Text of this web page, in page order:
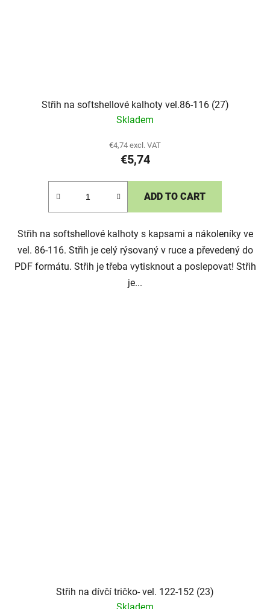
Střih na softshellové kalhoty vel.86-116 (27)
Skladem
€4,74 excl. VAT
€5,74
ADD TO CART
Střih na softshellové kalhoty s kapsami a nákoleníky ve
vel. 86-116. Střih je celý rýsovaný v ruce a převedený do
PDF formátu. Střih je třeba vytisknout a poslepovat! Střih
je...
Střih na dívčí tričko- vel. 122-152 (23)